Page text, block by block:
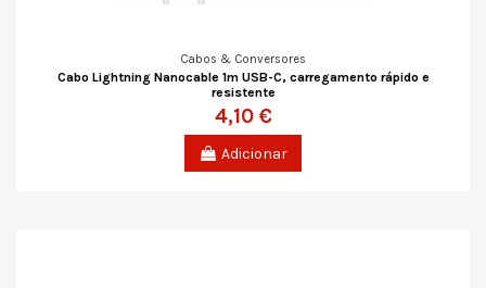
Cabos & Conversores
Cabo Lightning Nanocable 1m USB-C, carregamento rápido e
resistente
4,10 €
Adicionar